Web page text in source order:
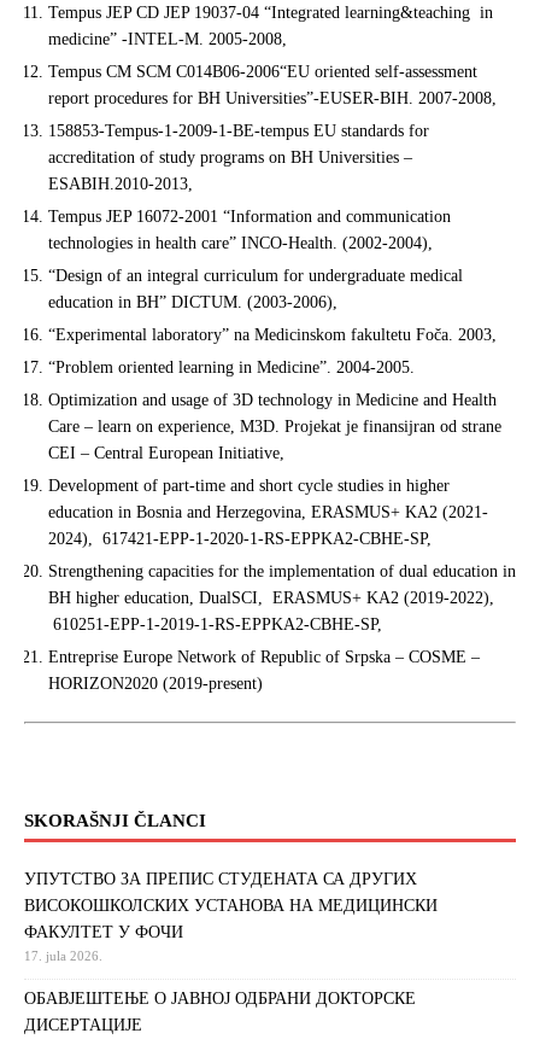
Tempus JEP CD JEP 19037-04 “Integrated learning&teaching in
medicine” -INTEL-M. 2005-2008,
Tempus CM SCM C014B06-2006“EU oriented self-assessment
report procedures for BH Universities”-EUSER-BIH. 2007-2008,
158853-Tempus-1-2009-1-BE-tempus EU standards for
accreditation of study programs on BH Universities –
ESABIH.2010-2013,
Tempus JEP 16072-2001 “Information and communication
technologies in health care” INCO-Health. (2002-2004),
“Design of an integral curriculum for undergraduate medical
education in BH” DICTUM. (2003-2006),
“Experimental laboratory” na Medicinskom fakultetu Foča. 2003,
“Problem oriented learning in Medicine”. 2004-2005.
Optimization and usage of 3D technology in Medicine and Health
Care – learn on experience, M3D. Projekat je finansijran od strane
CEI – Central European Initiative,
Development of part-time and short cycle studies in higher
education in Bosnia and Herzegovina, ERASMUS+ KA2 (2021-
2024), 617421-EPP-1-2020-1-RS-EPPKA2-CBHE-SP,
Strengthening capacities for the implementation of dual education in
BH higher education, DualSCI, ERASMUS+ KA2 (2019-2022),
610251-EPP-1-2019-1-RS-EPPKA2-CBHE-SP,
Entreprise Europe Network of Republic of Srpska – COSME –
HORIZON2020 (2019-present)
SKORAŠNJI ČLANCI
УПУТСТВО ЗА ПРЕПИС СТУДЕНАТА СА ДРУГИХ
ВИСОКОШКОЛСКИХ УСТАНОВА НА МЕДИЦИНСКИ
ФАКУЛТЕТ У ФОЧИ
17. jula 2026.
ОБАВЈЕШТЕЊЕ О ЈАВНОЈ ОДБРАНИ ДОКТОРСКЕ
ДИСЕРТАЦИЈЕ